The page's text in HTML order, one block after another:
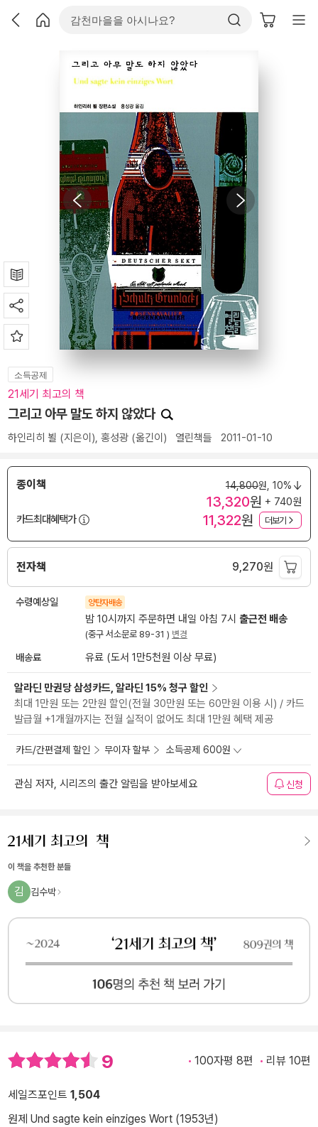
소득공제
21세기 최고의 책
그리고 아무 말도 하지 않았다
하인리히 뵐 (지은이), 홍성광 (옮긴이) 열린책들 2011-01-10
종이책 14,800원, 10%
13,320원 + 740원
카드최대혜택가
11,322원 더보기
전자책 9,270원
수령예상일 양탄자배송
밤 10시까지 주문하면 내일 아침 7시 출근전 배송
(중구 서소문로 89-31 ) 변경
배송료 유료 (도서 1만5천원 이상 무료)
알라딘 만권당 삼성카드, 알라딘 15% 청구 할인
최대 1만원 또는 2만원 할인(전월 30만원 또는 60만원 이용 시) / 카드
발급월 +1개월까지는 전월 실적이 없어도 최대 1만원 혜택 제공
카드/간편결제 할인 무이자 할부 소득공제 600원
관심 저자, 시리즈의 출간 알림을 받아보세요 신청
이 책을 추천한 분들
김 김수박
9 100자평 8편 리뷰 10편
세일즈포인트 1,504
원제 Und sagte kein einziges Wort (1953년)